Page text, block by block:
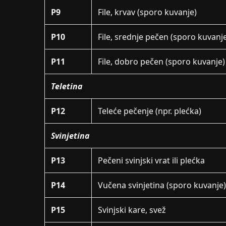
P9 File, krvav (sporo kuvanje)
P10 File, srednje pečen (sporo
P11 File, dobro pečen (sporo kuvanje)
Teletina
P12 Teleće pečenje (npr. plećka)
Svinjetina
P13 Pečeni svinjski vrat ili plećka
P14 Vučena svinjetina (sporo kuvanje)
P15 Svinjski kare, svež